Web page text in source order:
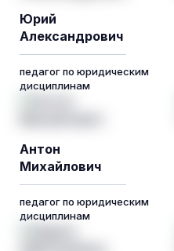
Юрий
Александрович
педагог по юридическим
дисциплинам
Антон
Михайлович
педагог по юридическим
дисциплинам